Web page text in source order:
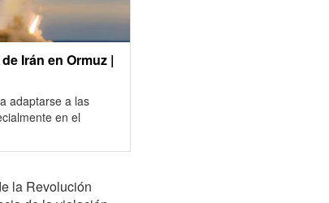
Irán en Ormuz |
adaptarse a las
en el
la Revolución